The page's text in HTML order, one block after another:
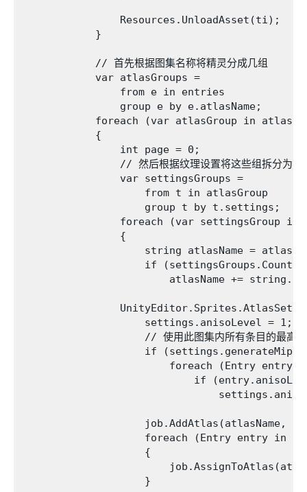
                Resources.UnloadAsset(ti);
            }
            // 首先根据图集名称将精灵分成几组
            var atlasGroups =
                from e in entries
                group e by e.atlasName;
foreach (var atlasGroup in
            {
                int page = 0;
// 然后根据纹理设置将这些组拆分为更
                var settingsGroups =
                    from t in atlasGroup
                    group t by t.settings;
foreach (var settingsGroup in
                {
string atlasName =
if
atlasName +=
                    settings.anisoLevel = 1;
// 使用此图集内所有条目的最高各
if
foreach (Entry entry
if
job.AddAtlas(atlasName,
foreach (Entry entry in
                    {
                    }